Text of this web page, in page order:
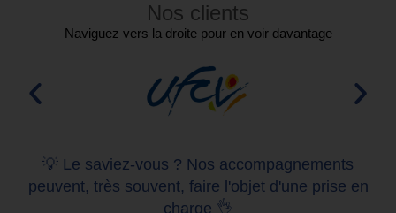
Nos clients
Naviguez vers la droite pour en voir davantage
💡 Le saviez-vous ? Nos accompagnements
peuvent, très souvent, faire l'objet d'une prise en
charge 👌